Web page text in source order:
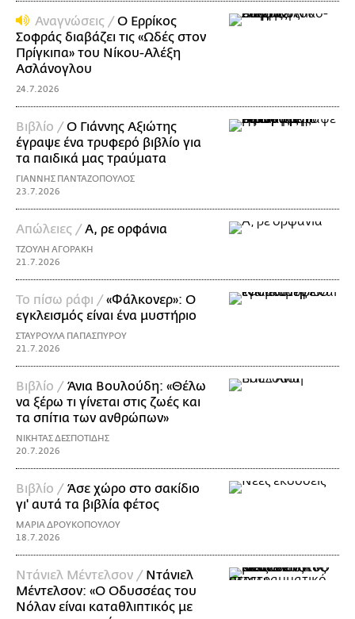
Αναγνώσεις /Ο Ερρίκος
Σοφράς διαβάζει τις «Ωδές στον
Πρίγκιπα» του Νίκoυ-Αλέξη
Ασλάνογλου
24.7.2026
Βιβλίο /Ο Γιάννης Αξιώτης
έγραψε ένα τρυφερό βιβλίο για
τα παιδικά μας τραύματα
ΓΙΑΝΝΗΣ ΠΑΝΤΑΖΟΠΟΥΛΟΣ
23.7.2026
Απώλειες /Α, ρε ορφάνια
ΤΖΟΥΛΗ ΑΓΟΡΑΚΗ
21.7.2026
Το πίσω ράφι /«Φάλκονερ»: Ο
εγκλεισμός είναι ένα μυστήριο
ΣΤΑΥΡΟΥΛΑ ΠΑΠΑΣΠΥΡΟΥ
21.7.2026
Βιβλίο / Άνια Βουλούδη: «Θέλω
να ξέρω τι γίνεται στις ζωές και
τα σπίτια των ανθρώπων»
ΝΙΚΗΤΑΣ ΔΕΣΠΟΤΙΔΗΣ
20.7.2026
Βιβλίο / Άσε χώρο στο σακίδιο
γι' αυτά τα βιβλία φέτος
ΜΑΡΙΑ ΔΡΟΥΚΟΠΟΥΛΟΥ
18.7.2026
Ντάνιελ Μέντελσον / Ντάνιελ
Μέντελσον: «Ο Οδυσσέας του
Νόλαν είναι καταθλιπτικός με